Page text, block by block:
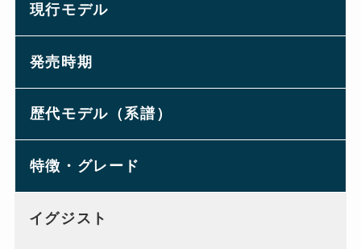
現行モデル
発売時期
歴代モデル（系譜）
特徴・グレード
イグジスト